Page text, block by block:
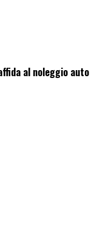
al noleggio auto